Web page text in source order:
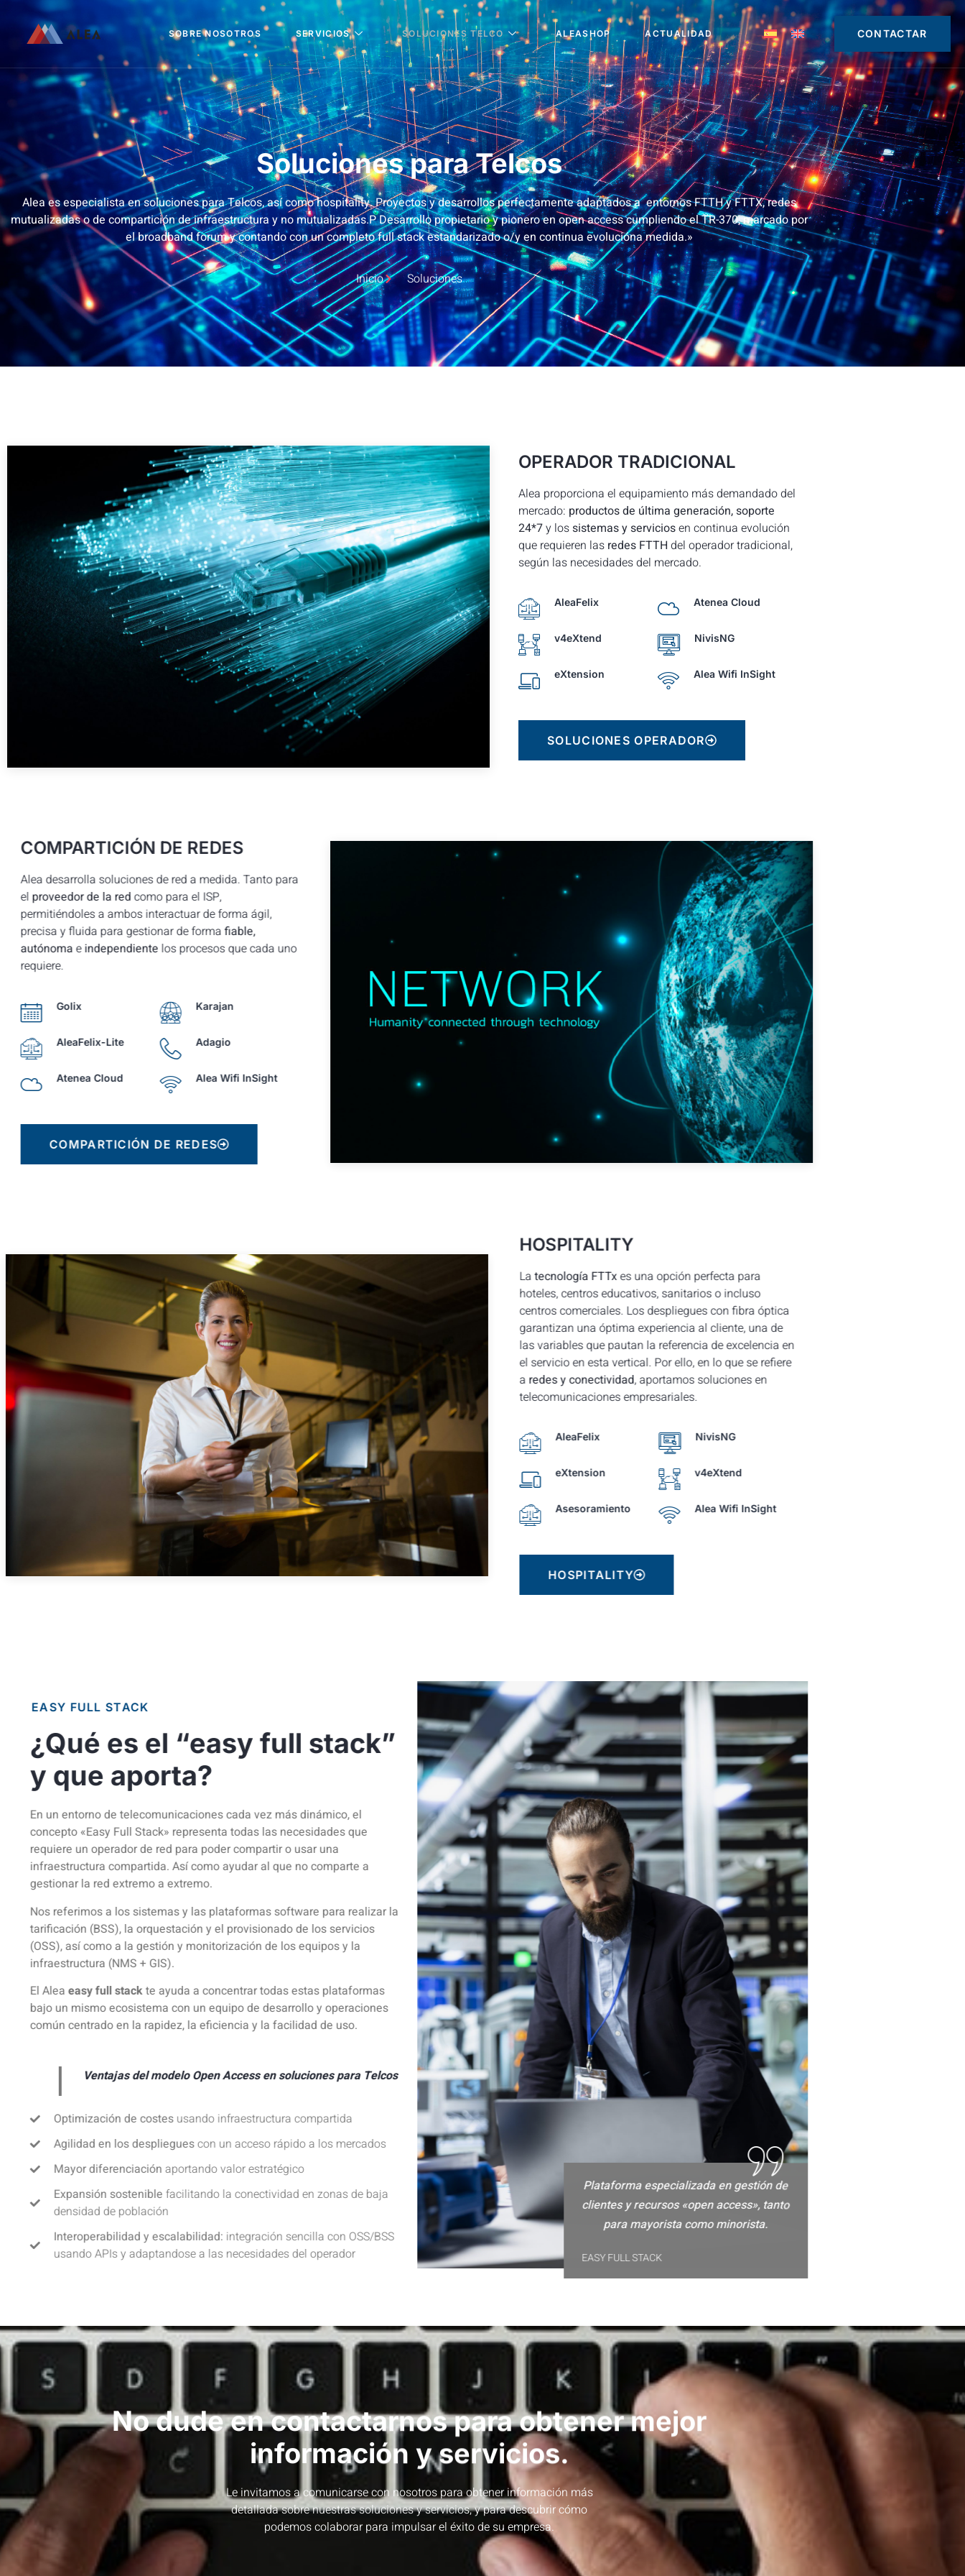
SOBRE NOSOTROS SERVICIOS SOLUCIONES TELCO ALEASHOP ACTUALIDAD CONTACTAR
Soluciones para Telcos
Alea es especialista en soluciones para Telcos, así como hospitality. Proyectos y desarrollos perfectamente adaptados a entornos FTTH y FTTX, redes
mutualizadas o de compartición de infraestructura y no mutualizadas.P Desarrollo propietario y pionero en open access cumpliendo el TR-370, marcado por
el broadband forum y contando con un completo full stack estandarizado o/y en continua evolucióna medida.»
Inicio Soluciones
OPERADOR TRADICIONAL
Alea proporciona el equipamiento más demandado del
mercado: productos de última generación, soporte
24*7y lossistemas y serviciosen continua evolución
que requieren las redes FTTH del operador tradicional,
según las necesidades del mercado.
AleaFelix Atenea Cloud
v4eXtend NivisNG
eXtension Alea Wifi InSight
SOLUCIONES OPERADOR
COMPARTICIÓN DE REDES
Alea desarrolla soluciones de red a medida. Tanto para
elproveedor de la red como para el ISP,
permitiéndoles a ambos interactuar de forma ágil,
precisa y fluida para gestionar de formafiable,
autónomaeindependiente los procesos que cada uno
requiere.
Golix Karajan
AleaFelix-Lite Adagio
Atenea Cloud Alea Wifi InSight
COMPARTICIÓN DE REDES
HOSPITALITY
Latecnología FTTxes una opción perfecta para
hoteles, centros educativos, sanitarios o incluso
centros comerciales. Los despliegues con fibra óptica
garantizan una óptima experiencia al cliente, una de
las variables que pautan la referencia de excelencia en
el servicio en esta vertical. Por ello, en lo que se refiere
aredes y conectividad, aportamos soluciones en
telecomunicaciones empresariales.
AleaFelix NivisNG
eXtension v4eXtend
Asesoramiento Alea Wifi InSight
HOSPITALITY
EASY FULL STACK
¿Qué es el “easy full stack”
y que aporta?
En un entorno de telecomunicaciones cada vez más dinámico, el
concepto «Easy Full Stack» representa todas las necesidades que
requiere un operador de red para poder compartir o usar una
infraestructura compartida. Así como ayudar al que no comparte a
gestionar la red extremo a extremo.
Nos referimos a los sistemas y las plataformas software para realizar la
tarificación (BSS), la orquestación y el provisionado de los servicios
(OSS), así como a la gestión y monitorización de los equipos y la
infraestructura (NMS + GIS).
El Alea easy full stackte ayuda a concentrar todas estas plataformas
bajo un mismo ecosistema con un equipo de desarrollo y operaciones
común centrado en la rapidez, la eficiencia y la facilidad de uso.
Ventajas del modelo Open Access en soluciones para Telcos
Optimización de costesusando infraestructura compartida
Agilidad en los desplieguescon un acceso rápido a los mercados
Mayor diferenciaciónaportando valor estratégico
Expansión sosteniblefacilitando la conectividad en zonas de baja
densidad de población
Interoperabilidad y escalabilidad:integración sencilla con OSS/BSS
usando APIs y adaptandose a las necesidades del operador
Plataforma especializada en gestión de
clientes y recursos «open access», tanto
para mayorista como minorista.
EASY FULL STACK
No dude en contactarnos para obtener mejor
información y servicios.
Le invitamos a comunicarse con nosotros para obtener información más
detallada sobre nuestras soluciones y servicios, y para descubrir cómo
podemos colaborar para impulsar el éxito de su empresa.